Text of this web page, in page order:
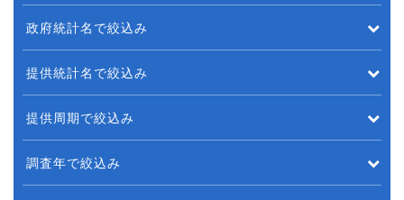
政府統計名で絞込み
提供統計名で絞込み
提供周期で絞込み
調査年で絞込み